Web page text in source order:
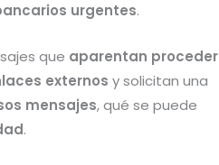
urgentes.
que aparentan proceder
externos y solicitan una
mensajes, qué se puede
.